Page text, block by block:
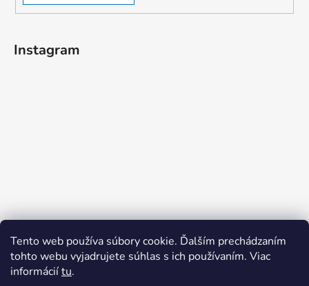
Tento web používa súbory cookie. Ďalším prechádzaním
tohto webu vyjadrujete súhlas s ich používaním. Viac
informáciítu.
Instagram